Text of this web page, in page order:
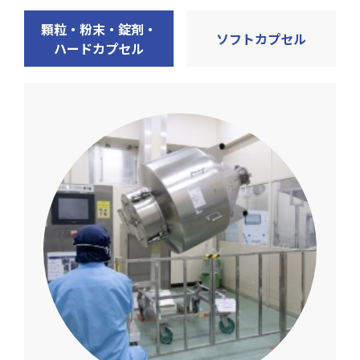
顆粒・粉末・錠剤・
ハードカプセル
ソフトカプセル